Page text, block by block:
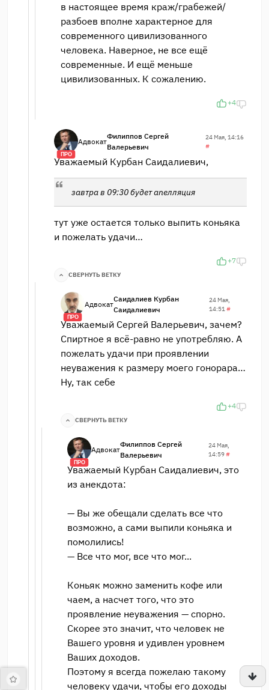
в настоящее время краж/грабежей/
разбоев вполне характерное для
современного цивилизованного
человека. Наверное, не все ещё
современные. И ещё меньше
цивилизованных. К сожалению.
+4
ПРО
Адвокат
Филиппов Сергей
Валерьевич
24 Мая, 14:16
#
Уважаемый Курбан Саидалиевич,
завтра в 09:30 будет апелляция
тут уже остается только выпить коньяка
и пожелать удачи…
+7
СВЕРНУТЬ ВЕТКУ
ПРО
Адвокат
Саидалиев Курбан
Саидалиевич
24 Мая,
14:51#
Уважаемый Сергей Валерьевич, зачем?
Спиртное я всё-равно не употребляю. А
пожелать удачи при проявлении
неуважения к размеру моего гонорара…
Ну, так себе
+4
СВЕРНУТЬ ВЕТКУ
ПРО
Адвокат
Филиппов Сергей
Валерьевич
24 Мая,
14:59#
Уважаемый Курбан Саидалиевич, это
из анекдота:
— Вы же обещали сделать все что
возможно, а сами выпили коньяка и
помолились!
— Все что мог, все что мог...
Коньяк можно заменить кофе или
чаем, а насчет того, что это
проявление неуважения — спорно.
Скорее это значит, что человек не
Вашего уровня и удивлен уровнем
Ваших доходов.
Поэтому я всегда пожелаю такому
человеку удачи, чтобы его доходы